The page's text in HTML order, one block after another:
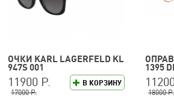
ОЧКИ KARL LAGERFELD KL
947S 001
В КОРЗИНУ
11900 Р.
17000 Р.
1395
18000 Р.